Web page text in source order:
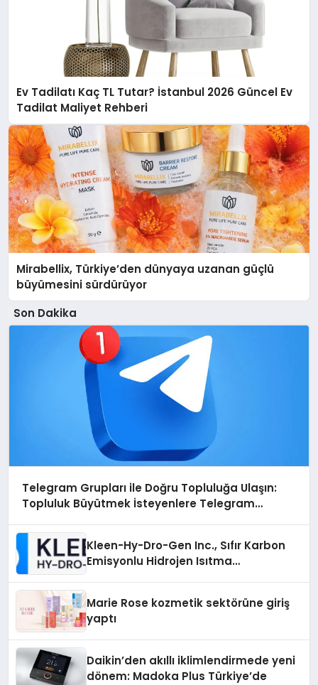
Ev Tadilatı Kaç TL Tutar? İstanbul 2026 Güncel Ev
Tadilat Maliyet Rehberi
Mirabellix, Türkiye’den dünyaya uzanan güçlü
büyümesini sürdürüyor
Son Dakika
Telegram Grupları ile Doğru Topluluğa Ulaşın:
Topluluk Büyütmek İsteyenlere Telegram
Kleen-Hy-Dro-Gen Inc., Sıfır Karbon
Emisyonlu Hidrojen Isıtma
Marie Rose kozmetik sektörüne giriş
yaptı
Daikin’den akıllı iklimlendirmede yeni
dönem: Madoka Plus Türkiye’de